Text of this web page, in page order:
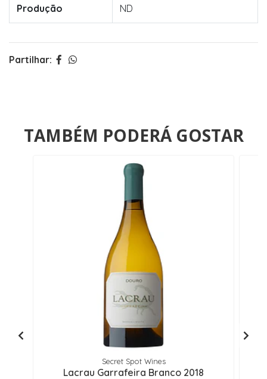
Produção ND
Partilhar:
TAMBÉM PODERÁ GOSTAR
Secret Spot Wines
Lacrau Garrafeira Branco 2018